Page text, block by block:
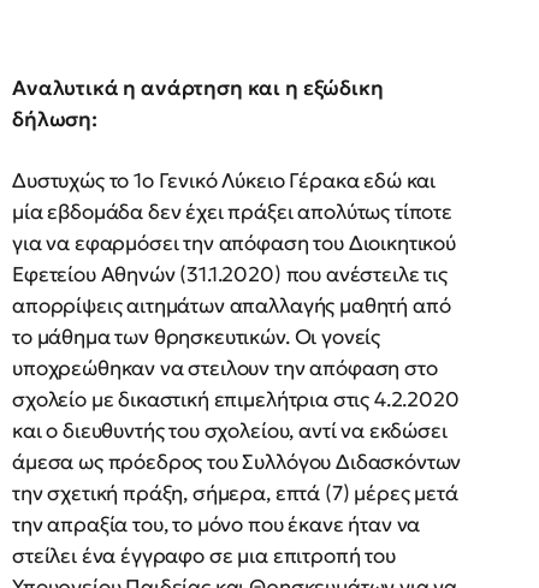
Αναλυτικά η ανάρτηση και η εξώδικη
δήλωση:
Δυστυχώς το 1ο Γενικό Λύκειο Γέρακα εδώ και
μία εβδομάδα δεν έχει πράξει απολύτως τίποτε
για να εφαρμόσει την απόφαση του Διοικητικού
Εφετείου Αθηνών (31.1.2020) που ανέστειλε τις
απορρίψεις αιτημάτων απαλλαγής μαθητή από
το μάθημα των θρησκευτικών. Οι γονείς
υποχρεώθηκαν να στειλουν την απόφαση στο
σχολείο με δικαστική επιμελήτρια στις 4.2.2020
και ο διευθυντής του σχολείου, αντί να εκδώσει
άμεσα ως πρόεδρος του Συλλόγου Διδασκόντων
την σχετική πράξη, σήμερα, επτά (7) μέρες μετά
την απραξία του, το μόνο που έκανε ήταν να
στείλει ένα έγγραφο σε μια επιτροπή του